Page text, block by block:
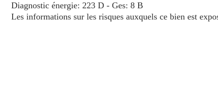
Diagnostic énergie: 223 D - Ges: 8 B
Les informations sur les risques auxquels ce bien est